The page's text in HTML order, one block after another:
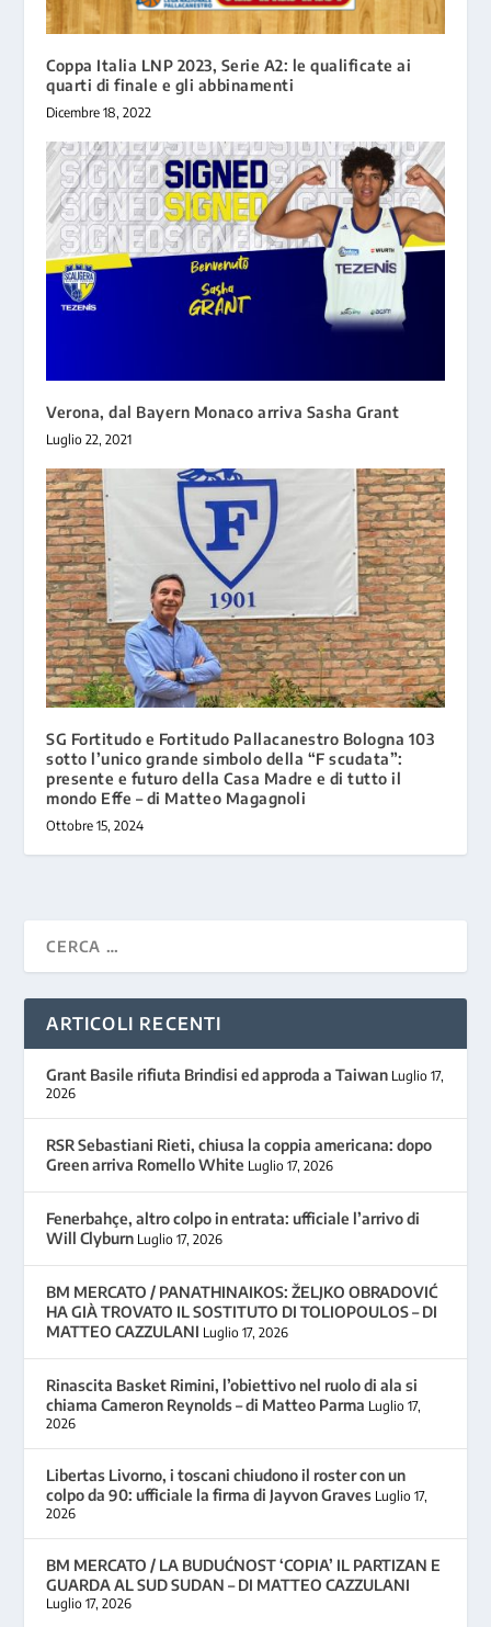
Coppa Italia LNP 2023, Serie A2: le qualificate ai
quarti di finale e gli abbinamenti
Dicembre 18, 2022
Verona, dal Bayern Monaco arriva Sasha Grant
Luglio 22, 2021
SG Fortitudo e Fortitudo Pallacanestro Bologna 103
sotto l’unico grande simbolo della “F scudata”:
presente e futuro della Casa Madre e di tutto il
mondo Effe – di Matteo Magagnoli
Ottobre 15, 2024
ARTICOLI RECENTI
Grant Basile rifiuta Brindisi ed approda a Taiwan Luglio 17,
2026
RSR Sebastiani Rieti, chiusa la coppia americana: dopo
Green arriva Romello White Luglio 17, 2026
Fenerbahçe, altro colpo in entrata: ufficiale l’arrivo di
Will Clyburn Luglio 17, 2026
BM MERCATO / PANATHINAIKOS: ŽELJKO OBRADOVIĆ
HA GIÀ TROVATO IL SOSTITUTO DI TOLIOPOULOS – DI
MATTEO CAZZULANI Luglio 17, 2026
Rinascita Basket Rimini, l’obiettivo nel ruolo di ala si
chiama Cameron Reynolds – di Matteo Parma Luglio 17,
2026
Libertas Livorno, i toscani chiudono il roster con un
colpo da 90: ufficiale la firma di Jayvon Graves Luglio 17,
2026
BM MERCATO / LA BUDUĆNOST ‘COPIA’ IL PARTIZAN E
GUARDA AL SUD SUDAN – DI MATTEO CAZZULANI
Luglio 17, 2026